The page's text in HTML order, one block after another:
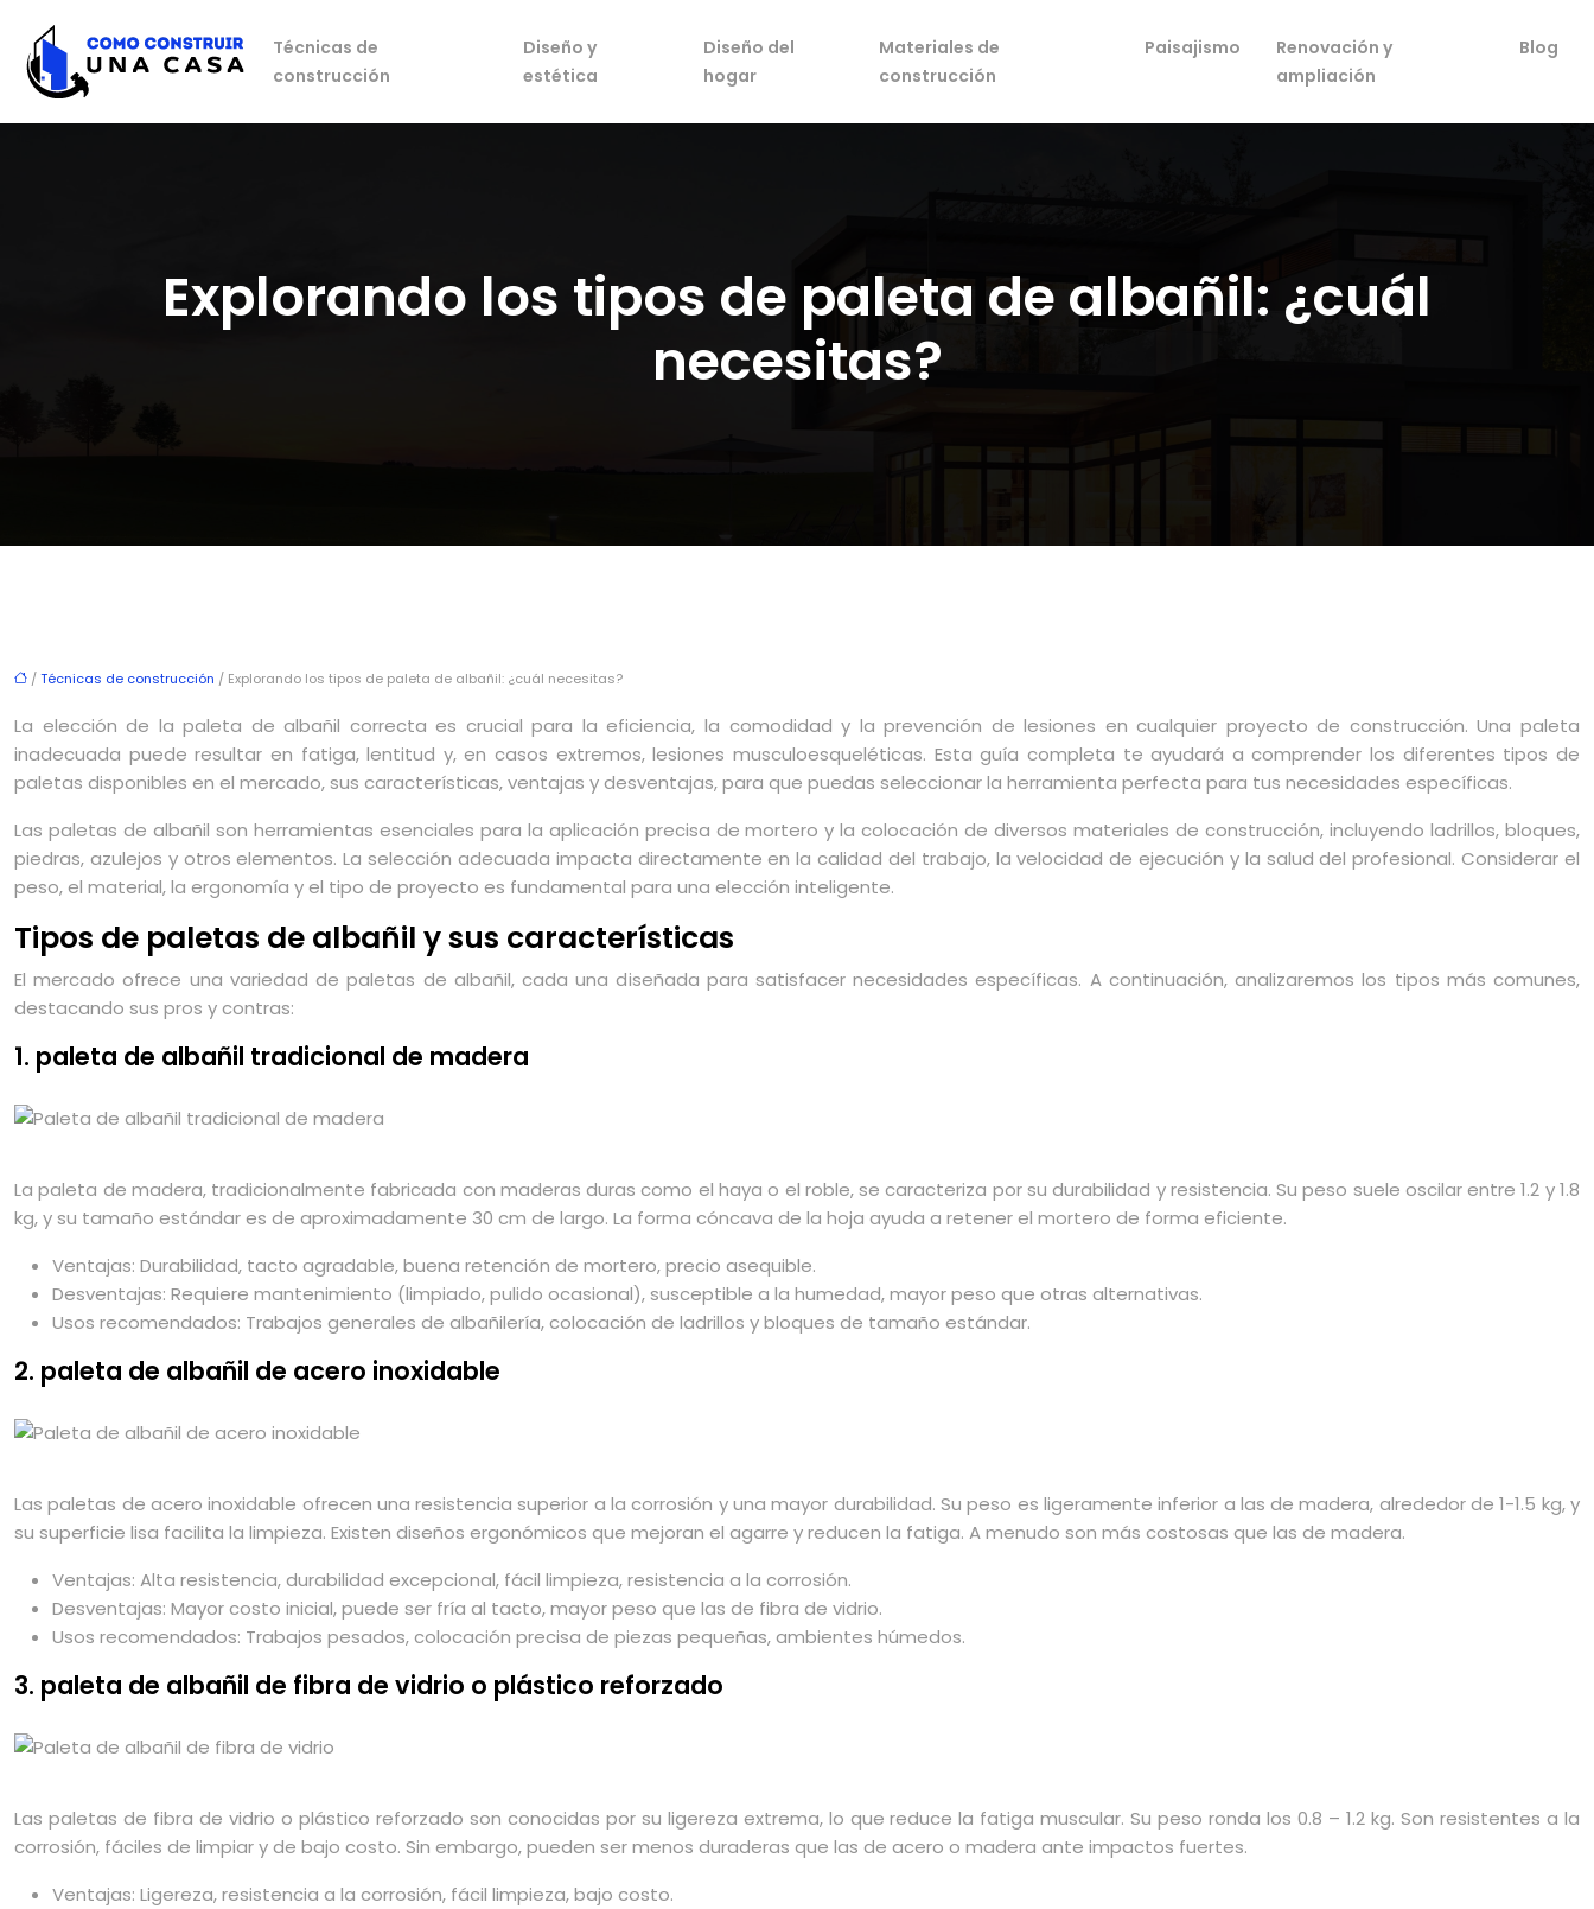
Técnicas de
construcción
Diseño y
estética
Diseño del
hogar
Materiales de
construcción
Paisajismo
Renovación y
ampliación
Blog
Explorando los tipos de paleta de albañil: ¿cuál
necesitas?
/Técnicas de construcción / Explorando los tipos de paleta de albañil: ¿cuál necesitas?
La elección de la paleta de albañil correcta es crucial para la eficiencia, la comodidad y la prevención de lesiones en cualquier proyecto de construcción. Una paleta
inadecuada puede resultar en fatiga, lentitud y, en casos extremos, lesiones musculoesqueléticas. Esta guía completa te ayudará a comprender los diferentes tipos de
paletas disponibles en el mercado, sus características, ventajas y desventajas, para que puedas seleccionar la herramienta perfecta para tus necesidades específicas.
Las paletas de albañil son herramientas esenciales para la aplicación precisa de mortero y la colocación de diversos materiales de construcción, incluyendo ladrillos, bloques,
piedras, azulejos y otros elementos. La selección adecuada impacta directamente en la calidad del trabajo, la velocidad de ejecución y la salud del profesional. Considerar el
peso, el material, la ergonomía y el tipo de proyecto es fundamental para una elección inteligente.
Tipos de paletas de albañil y sus características
El mercado ofrece una variedad de paletas de albañil, cada una diseñada para satisfacer necesidades específicas. A continuación, analizaremos los tipos más comunes,
destacando sus pros y contras:
1. paleta de albañil tradicional de madera
La paleta de madera, tradicionalmente fabricada con maderas duras como el haya o el roble, se caracteriza por su durabilidad y resistencia. Su peso suele oscilar entre 1.2 y 1.8
kg, y su tamaño estándar es de aproximadamente 30 cm de largo. La forma cóncava de la hoja ayuda a retener el mortero de forma eficiente.
Ventajas: Durabilidad, tacto agradable, buena retención de mortero, precio asequible.
Desventajas: Requiere mantenimiento (limpiado, pulido ocasional), susceptible a la humedad, mayor peso que otras alternativas.
Usos recomendados: Trabajos generales de albañilería, colocación de ladrillos y bloques de tamaño estándar.
2. paleta de albañil de acero inoxidable
Las paletas de acero inoxidable ofrecen una resistencia superior a la corrosión y una mayor durabilidad. Su peso es ligeramente inferior a las de madera, alrededor de 1-1.5 kg, y
su superficie lisa facilita la limpieza. Existen diseños ergonómicos que mejoran el agarre y reducen la fatiga. A menudo son más costosas que las de madera.
Ventajas: Alta resistencia, durabilidad excepcional, fácil limpieza, resistencia a la corrosión.
Desventajas: Mayor costo inicial, puede ser fría al tacto, mayor peso que las de fibra de vidrio.
Usos recomendados: Trabajos pesados, colocación precisa de piezas pequeñas, ambientes húmedos.
3. paleta de albañil de fibra de vidrio o plástico reforzado
Las paletas de fibra de vidrio o plástico reforzado son conocidas por su ligereza extrema, lo que reduce la fatiga muscular. Su peso ronda los 0.8 – 1.2 kg. Son resistentes a la
corrosión, fáciles de limpiar y de bajo costo. Sin embargo, pueden ser menos duraderas que las de acero o madera ante impactos fuertes.
Ventajas: Ligereza, resistencia a la corrosión, fácil limpieza, bajo costo.